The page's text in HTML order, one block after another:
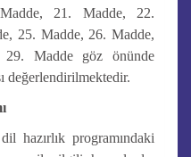
21. Madde, 22.
25. Madde, 26. Madde,
Madde göz önünde
değerlendirilmektedir.
hazırlık programındaki